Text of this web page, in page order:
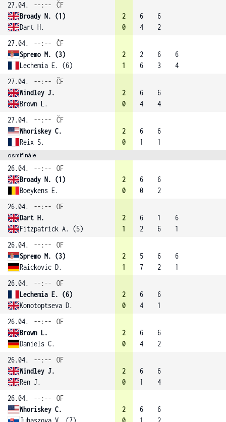
27.04. --:--
ČF
Broady N. (1)
Dart H.
2
0
6
4
6
2
27.04.
--:--
ČF
Spremo M. (3)
Lechemia E. (6)
2
1
2
6
6
3
6
4
27.04.
--:--
ČF
Windley J.
Brown L.
2
0
6
4
6
4
27.04.
--:--
ČF
Whoriskey C.
Reix S.
2
0
6
1
6
1
osmifinále
26.04. --:--
OF
Broady N. (1)
Boeykens E.
2
0
6
0
6
2
26.04.
--:--
OF
Dart H.
Fitzpatrick A. (5)
2
1
6
2
1
6
6
1
26.04.
--:--
OF
Spremo M. (3)
Raickovic D.
2
1
5
7
6
2
6
1
26.04.
--:--
OF
Lechemia E. (6)
Konotoptseva D.
2
0
6
4
6
1
26.04.
--:--
OF
Brown L.
Daniels C.
2
0
6
4
6
2
26.04.
--:--
OF
Windley J.
Ren J.
2
0
6
1
6
4
26.04.
--:--
OF
Whoriskey C.
Juhaszova V. (7)
2
0
6
1
6
2